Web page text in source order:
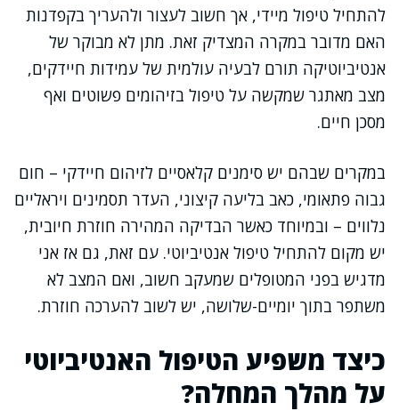
להתחיל טיפול מיידי, אך חשוב לעצור ולהעריך בקפדנות
האם מדובר במקרה המצדיק זאת. מתן לא מבוקר של
אנטיביוטיקה תורם לבעיה עולמית של עמידות חיידקים,
מצב מאתגר שמקשה על טיפול בזיהומים פשוטים ואף
מסכן חיים.
במקרים שבהם יש סימנים קלאסיים לזיהום חיידקי – חום
גבוה פתאומי, כאב בליעה קיצוני, העדר תסמינים ויראליים
נלווים – ובמיוחד כאשר הבדיקה המהירה חוזרת חיובית,
יש מקום להתחיל טיפול אנטיביוטי. עם זאת, גם אז אני
מדגיש בפני המטופלים שמעקב חשוב, ואם המצב לא
משתפר בתוך יומיים-שלושה, יש לשוב להערכה חוזרת.
כיצד משפיע הטיפול האנטיביוטי
על מהלך המחלה?